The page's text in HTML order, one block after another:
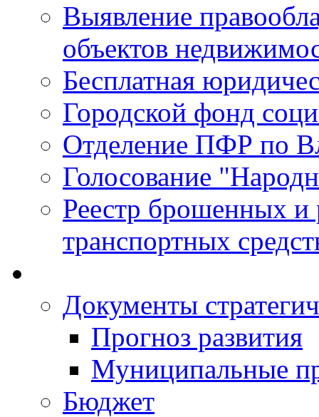
Выявление
объектов
Бесплатная
Городской фонд
Отделение ПФР по
Голосование
Реестр брошенных и
транспортных
Документы
Прогноз развития
Муниципальные
Бюджет